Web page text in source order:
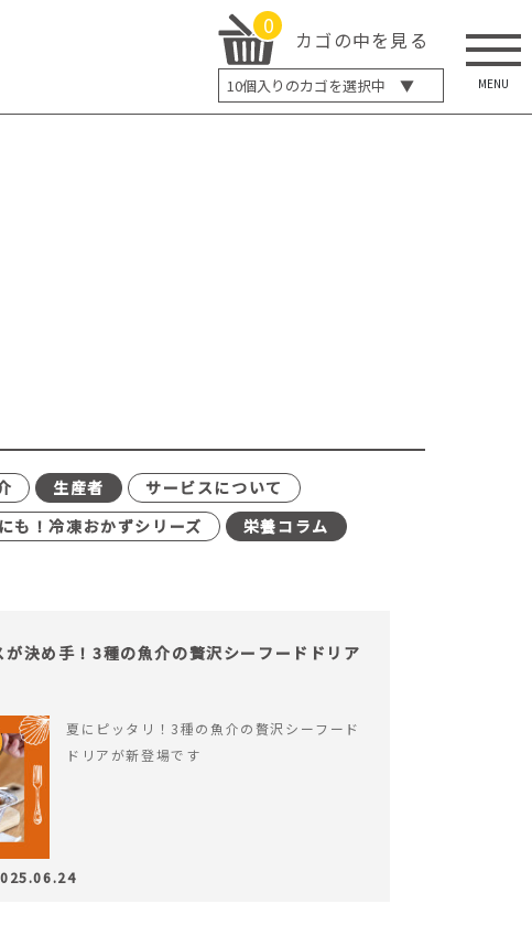
0
カゴの中を見る
10個入りのカゴを選択中 ▼
5個入り
MENU
生産者
サービスについて
も！冷凍おかずシリーズ
栄養コラム
が決め手！3種の魚介の贅沢シーフードドリア
夏にピッタリ！3種の魚介の贅沢シーフード
ドリアが新登場です